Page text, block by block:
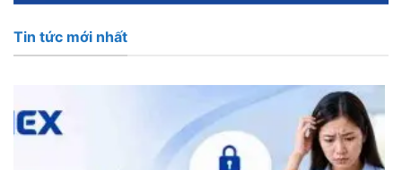
Tin tức mới nhất